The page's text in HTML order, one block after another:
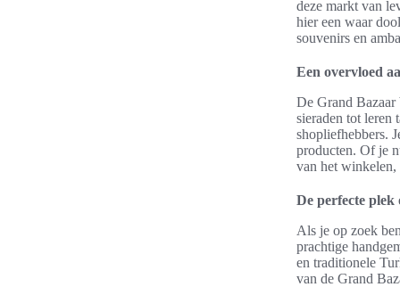
deze markt van
hier een waar
souvenirs en
Een overvloed
De Grand Bazaar
sieraden tot leren
shopliefhebbers.
producten. Of je
van het
De perfecte plek
Als je op zoek
prachtige
en traditionele
van de Grand